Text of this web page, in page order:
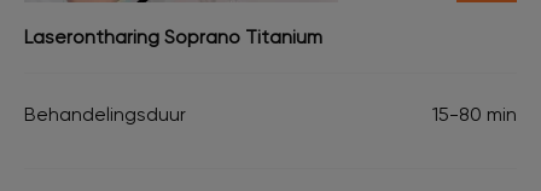
Laserontharing Soprano Titanium
Behandelingsduur 15-80 min